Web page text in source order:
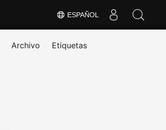
ESPAÑOL
Archivo Etiquetas